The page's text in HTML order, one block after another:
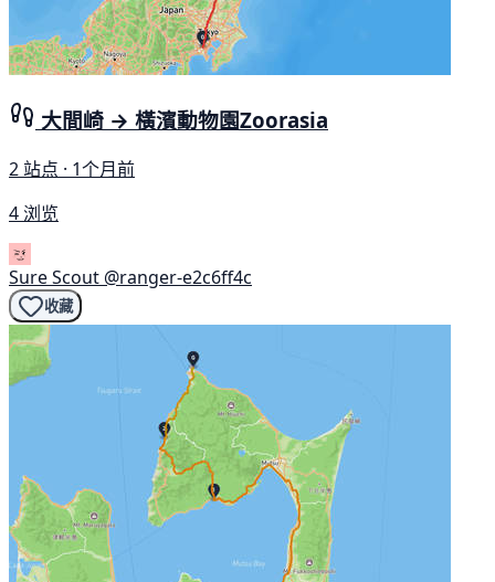
大間崎 → 橫濱動物園Zoorasia
2 站点 · 1个月前
4 浏览
Sure Scout @ranger-e2c6ff4c
收藏